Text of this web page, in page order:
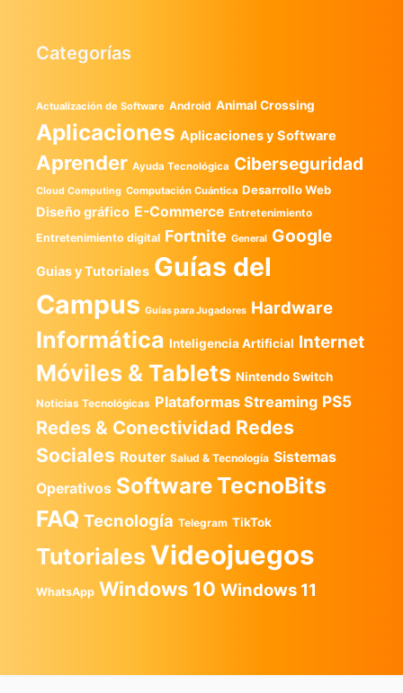
Categorías
Actualización de Software Android Animal Crossing
Aplicaciones Aplicaciones y Software
Aprender Ayuda Tecnológica Ciberseguridad
Cloud Computing Computación Cuántica Desarrollo Web
Diseño gráfico E-Commerce Entretenimiento
Entretenimiento digital Fortnite General Google
Guias y Tutoriales Guías del
Campus Guías para Jugadores Hardware
Informática Inteligencia Artificial Internet
Móviles & Tablets Nintendo Switch
Noticias Tecnológicas Plataformas Streaming PS5
Redes & Conectividad Redes
Sociales Router Salud & Tecnología Sistemas
Operativos SoftwareTecnoBits
FAQ Tecnología Telegram TikTok
Tutoriales Videojuegos
WhatsApp Windows 10 Windows 11